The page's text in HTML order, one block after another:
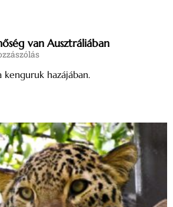
van Ausztráliában
hazájában.